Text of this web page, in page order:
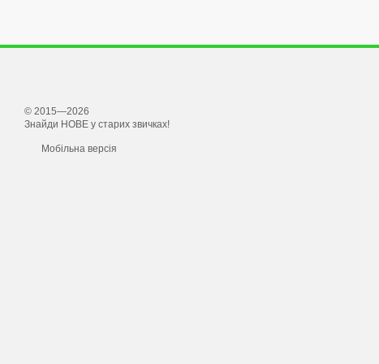
© 2015—2026
Знайди НОВЕ у старих звичках!
Мобільна версія